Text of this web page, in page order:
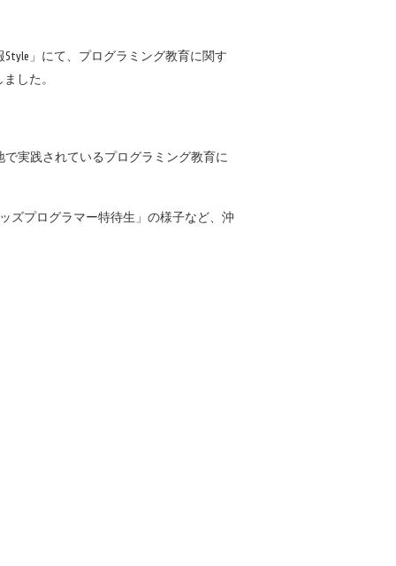
」にて、プログラミング教育に関す
した。
実践されているプログラミング教育に
ズプログラマー特待生」の様子など、沖